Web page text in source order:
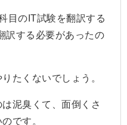
目のIT試験を翻訳する
訳する必要があったの
たくないでしょう。
泥臭くて、面倒くさ
です。